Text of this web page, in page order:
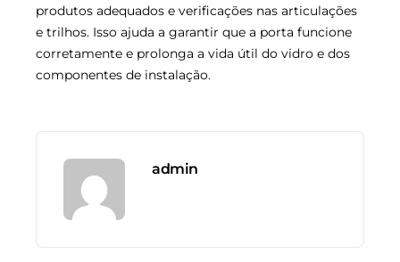
produtos adequados e verificações nas articulações
e trilhos. Isso ajuda a garantir que a porta funcione
corretamente e prolonga a vida útil do vidro e dos
componentes de instalação.
admin